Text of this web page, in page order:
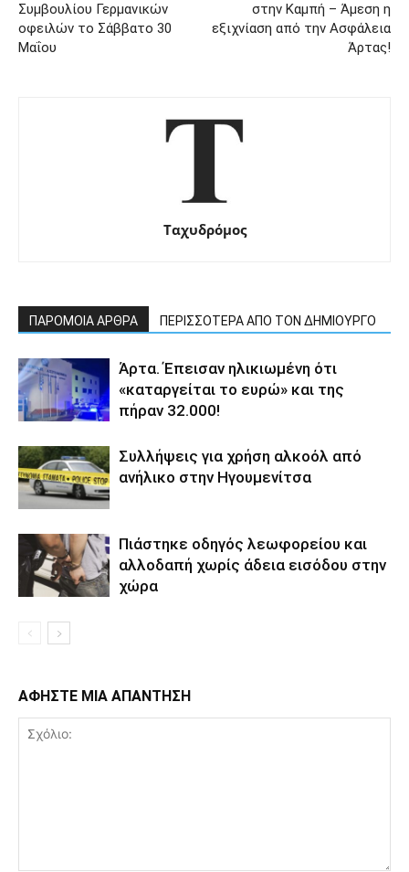
Συμβουλίου Γερμανικών
οφειλών το Σάββατο 30
Μαΐου
στην Καμπή – Άμεση η
εξιχνίαση από την Ασφάλεια
Άρτας!
Ταχυδρόμος
ΠΑΡΟΜΟΙΑ ΑΡΘΡΑ ΠΕΡΙΣΣΟΤΕΡΑ ΑΠΟ ΤΟΝ ΔΗΜΙΟΥΡΓΟ
Άρτα. Έπεισαν ηλικιωμένη ότι
«καταργείται το ευρώ» και της
πήραν 32.000!
Συλλήψεις για χρήση αλκοόλ από
ανήλικο στην Ηγουμενίτσα
Πιάστηκε οδηγός λεωφορείου και
αλλοδαπή χωρίς άδεια εισόδου στην
χώρα
ΑΦΗΣΤΕ ΜΙΑ ΑΠΑΝΤΗΣΗ